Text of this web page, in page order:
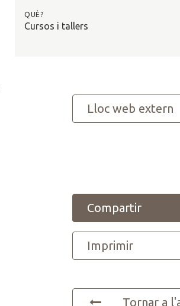
QUÈ?
Cursos i tallers
Lloc web extern
Compartir
Imprimir
Tornar a